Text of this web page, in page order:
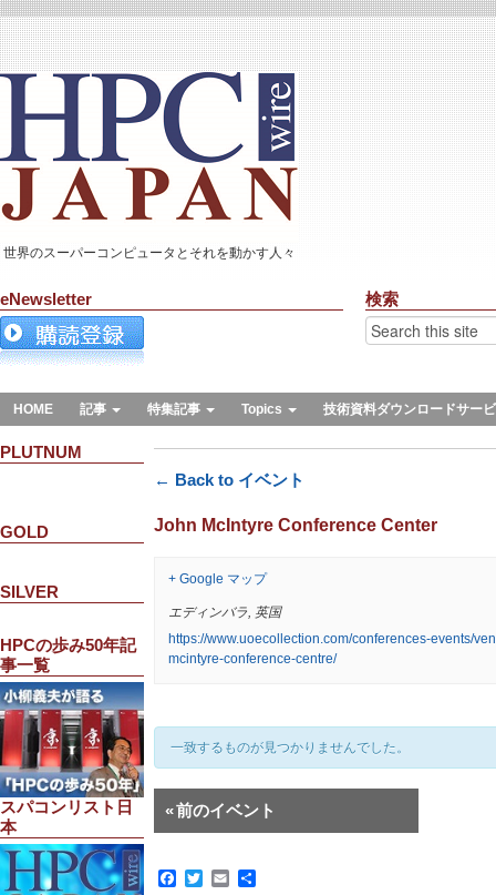
世界のスーパーコンピュータとそれを動かす人々
eNewsletter 検索
HOME 記事 特集記事 Topics 技術資料ダウンロードサー
PLUTNUM
GOLD
SILVER
HPCの歩み50年記
事一覧
スパコンリスト日
本
← Back to イベント
John McIntyre Conference Center
+ Google マップ
エディンバラ, 英国
https://www.uoecollection.com/conferences-events/
mcintyre-conference-centre/
一致するものが見つかりませんでした。
ベ
ン
リ
«前のイベント
Facebook
TwitterEmail
共